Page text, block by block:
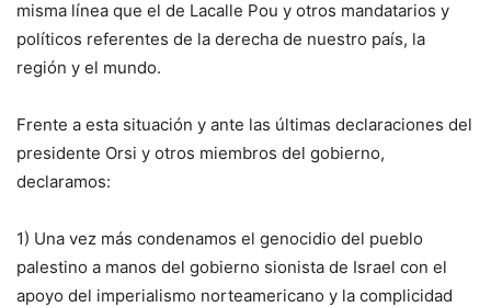
misma línea que el de Lacalle Pou y otros mandatarios y
políticos referentes de la derecha de nuestro país, la
región y el mundo.
Frente a esta situación y ante las últimas declaraciones del
presidente Orsi y otros miembros del gobierno,
declaramos:
1) Una vez más condenamos el genocidio del pueblo
palestino a manos del gobierno sionista de Israel con el
apoyo del imperialismo norteamericano y la complicidad